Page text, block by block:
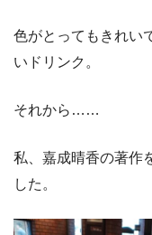
色がとってもきれい
いドリンク。
それから……
私、嘉成晴香の著作
した。